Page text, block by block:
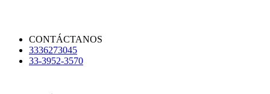
CONTÁCTANOS
3336273045
33-3952-3570